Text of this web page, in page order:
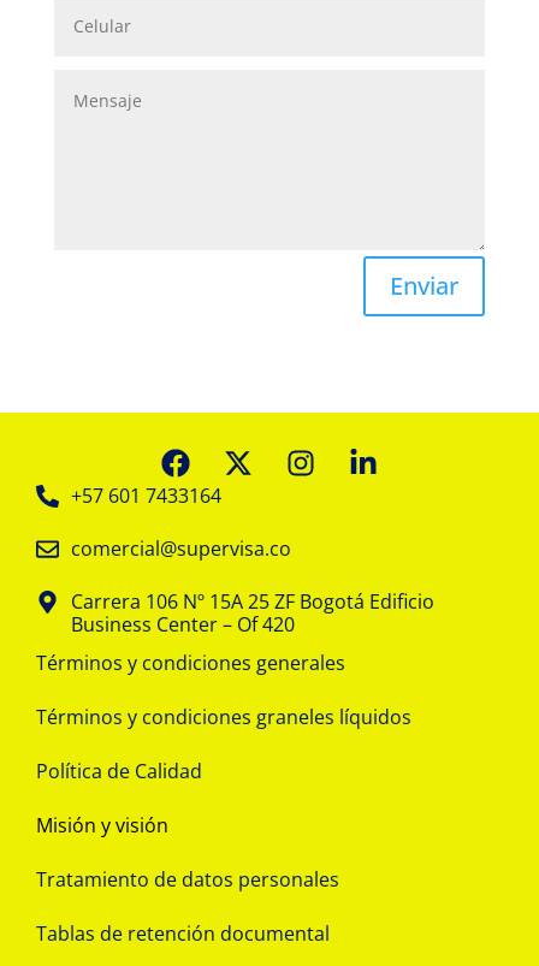
Enviar
+57 601 7433164
comercial@supervisa.co
Carrera 106 Nº 15A 25 ZF Bogotá Edificio
Business Center – Of 420
Términos y condiciones generales
Términos y condiciones graneles líquidos
Política de Calidad
Misión y visión
Tratamiento de datos personales
Tablas de retención documental